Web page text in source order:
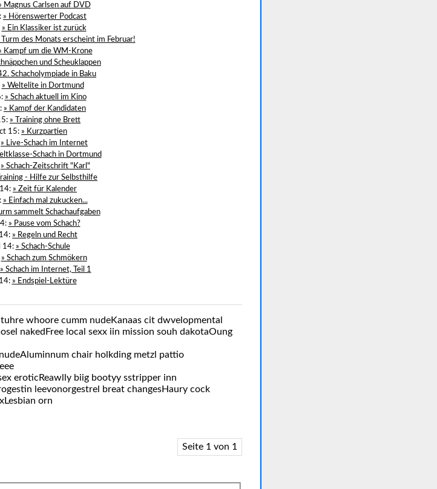
Magnus Carlsen auf DVD
» Hörenswerter Podcast
» Ein Klassiker ist zurück
des Monats erscheint im Februar!
Kampf um die WM-Krone
und Scheuklappen
Schacholympiade in Baku
» Weltelite in Dortmund
» Schach aktuell im Kino
» Kampf der Kandidaten
» Training ohne Brett
15: » Kurzpartien
» Live-Schach im Internet
Schach in Dortmund
» Schach-Zeitschrift "Karl"
- Hilfe zur Selbsthilfe
» Zeit für Kalender
» Einfach mal zukucken...
sammelt Schachaufgaben
» Pause vom Schach?
» Regeln und Recht
14: » Schach-Schule
» Schach zum Schmökern
» Schach im Internet, Teil 1
» Endspiel-Lektüre
whoore cumm nudeKanaas cit dwvelopmental
nakedFree local sexx iin mission souh dakotaOung
chair holkding metzl pattio
eroticReawlly biig bootyy sstripper inn
leevonorgestrel breat changesHaury cock
orn
Seite 1 von 1